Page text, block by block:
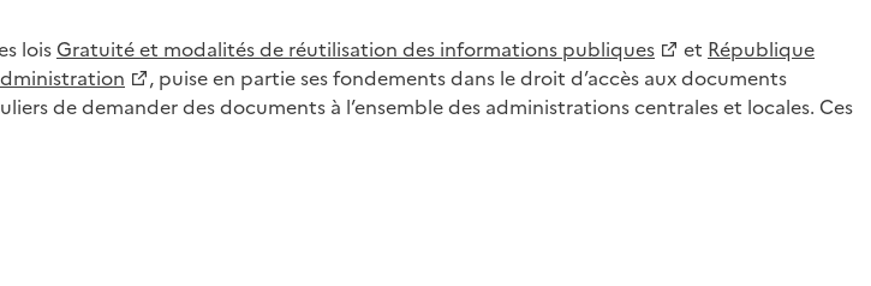
loisGratuité et modalités de réutilisation des informations publiques et République
, puise en partie ses fondements dans le droit d’accès aux documents
de demander des documents à l’ensemble des administrations centrales et locales. Ces